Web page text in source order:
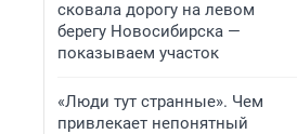
сковала дорогу на левом
берегу Новосибирска —
показываем участок
«Люди тут странные». Чем
привлекает непонятный